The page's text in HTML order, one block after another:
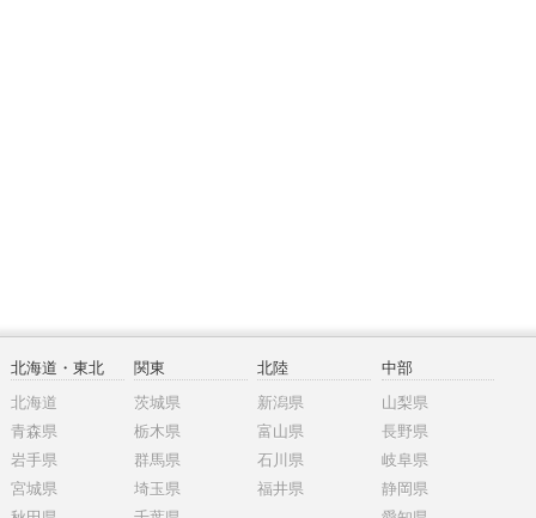
北海道・東北
北海道
青森県
岩手県
宮城県
関東
茨城県
栃木県
群馬県
埼玉県
北陸
新潟県
富山県
石川県
福井県
中部
山梨県
長野県
岐阜県
静岡県